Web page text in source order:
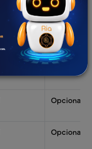
Opcional
Opcional
Opcional